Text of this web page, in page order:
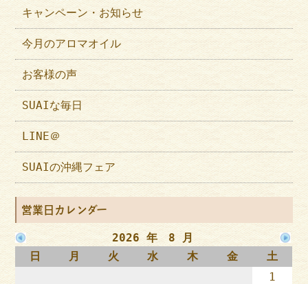
キャンペーン・お知らせ
今月のアロマオイル
お客様の声
SUAIな毎日
LINE＠
SUAIの沖縄フェア
営業日カレンダー
2026 年 8 月
日
月 火 水 木 金
土
1